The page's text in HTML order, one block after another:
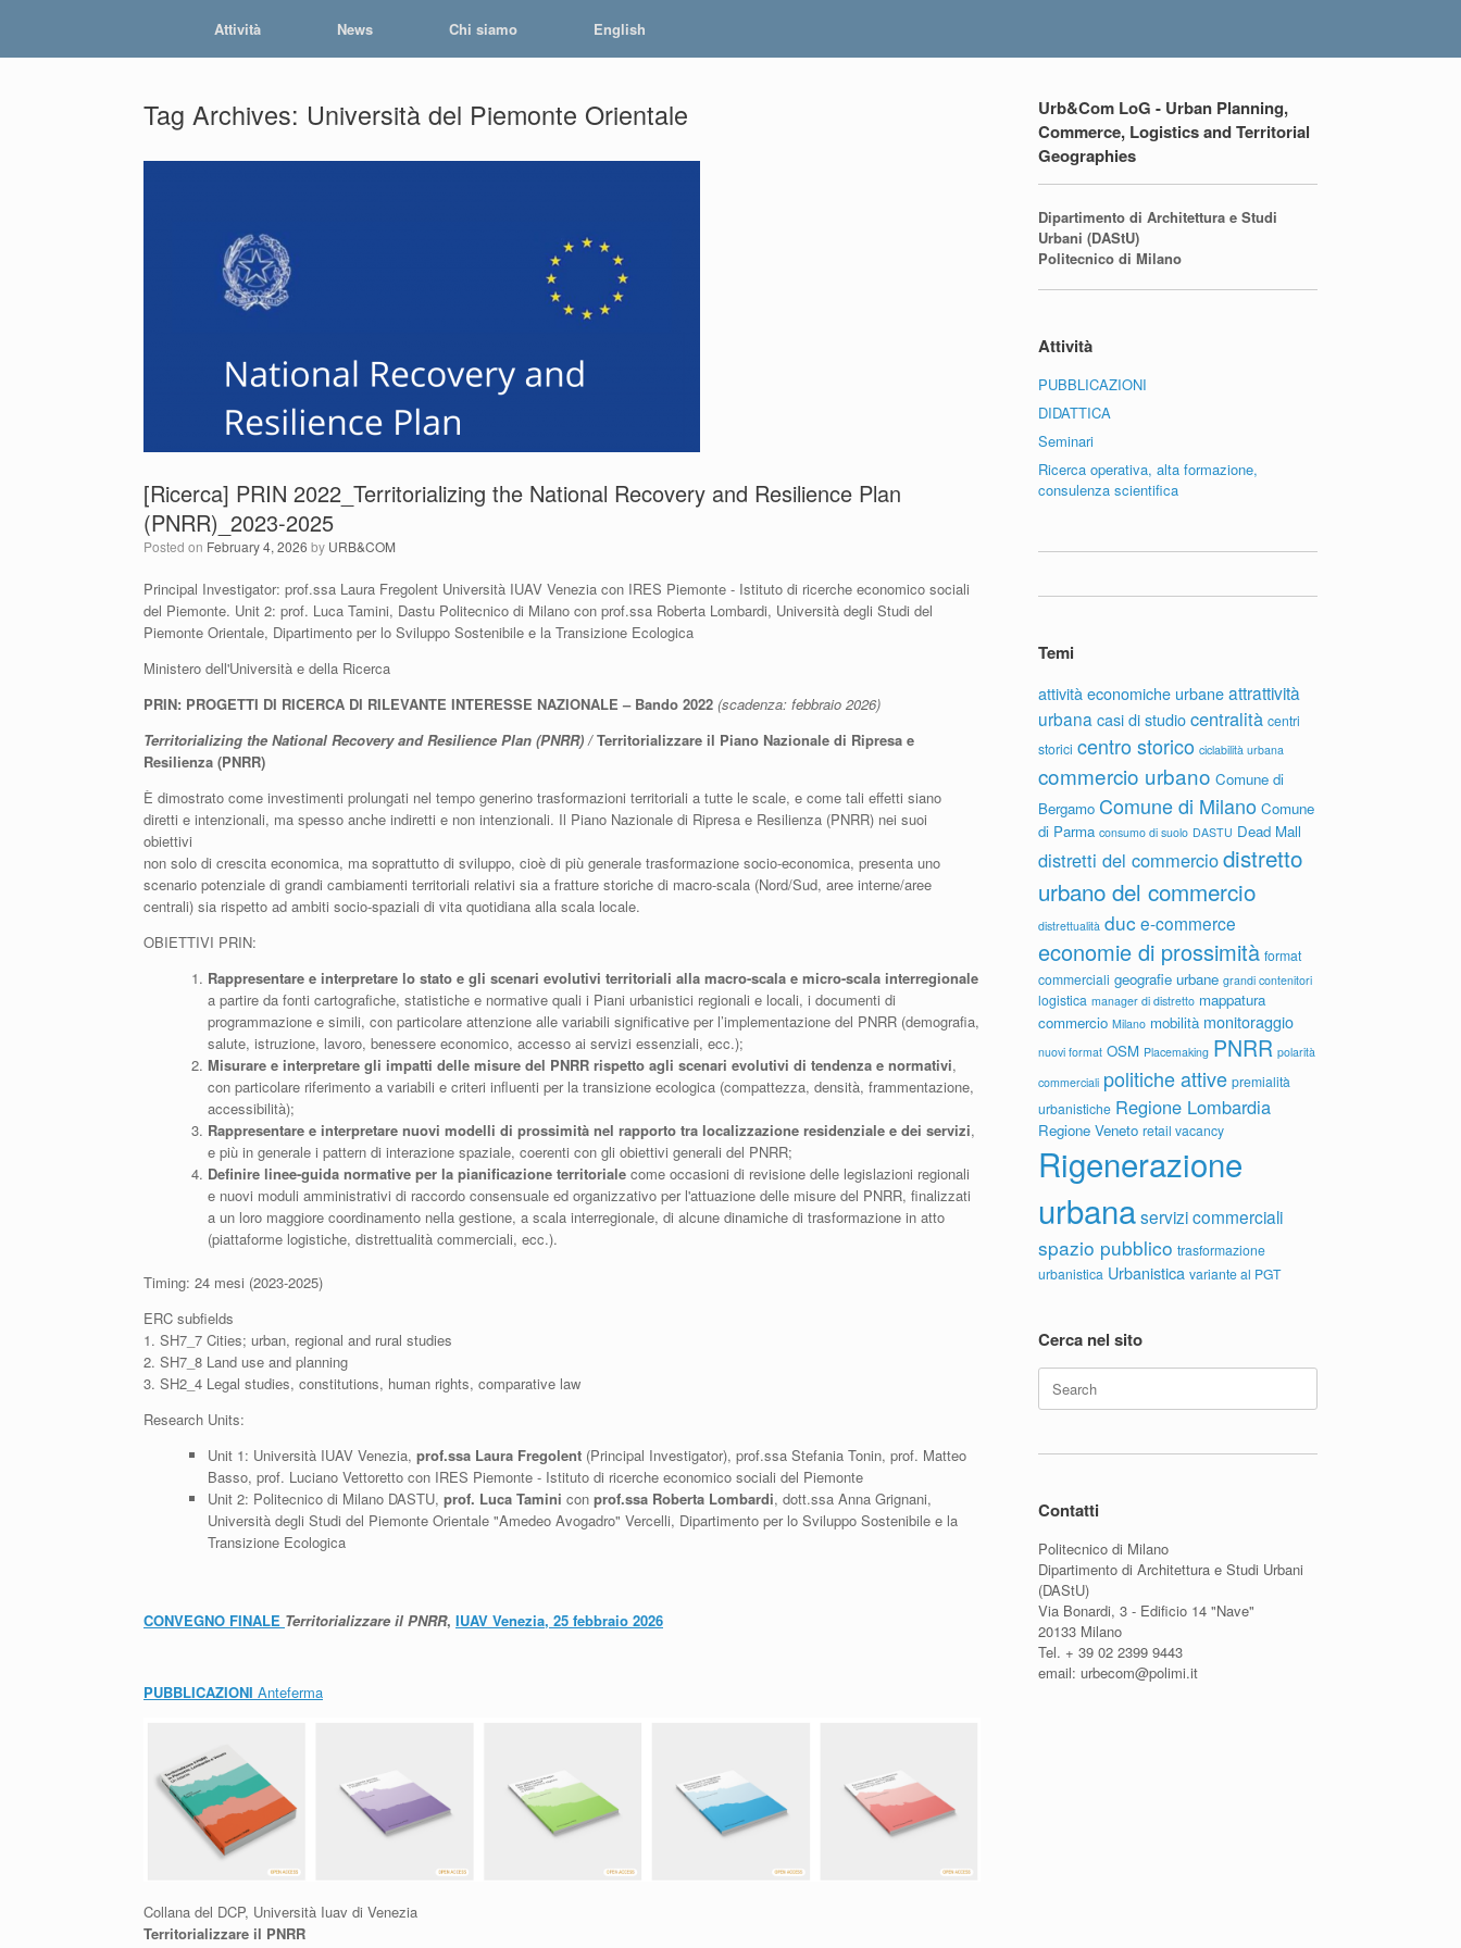
Attività News Chi siamo English
Tag Archives: Università del Piemonte Orientale
[Ricerca] PRIN 2022_Territorializing the National Recovery and Resilience Plan
(PNRR)_2023-2025
Posted on February 4, 2026 by URB&COM
Principal Investigator: prof.ssa Laura Fregolent Università IUAV Venezia con IRES Piemonte - Istituto di ricerche economico sociali
del Piemonte. Unit 2: prof. Luca Tamini, Dastu Politecnico di Milano con prof.ssa Roberta Lombardi, Università degli Studi del
Piemonte Orientale, Dipartimento per lo Sviluppo Sostenibile e la Transizione Ecologica
Ministero dell'Università e della Ricerca
PRIN: PROGETTI DI RICERCA DI RILEVANTE INTERESSE NAZIONALE – Bando 2022 (scadenza: febbraio 2026)
Territorializing the National Recovery and Resilience Plan (PNRR) /Territorializzare il Piano Nazionale di Ripresa e
Resilienza (PNRR)
È dimostrato come investimenti prolungati nel tempo generino trasformazioni territoriali a tutte le scale, e come tali effetti siano
diretti e intenzionali, ma spesso anche indiretti e non intenzionali. Il Piano Nazionale di Ripresa e Resilienza (PNRR) nei suoi
obiettivi
non solo di crescita economica, ma soprattutto di sviluppo, cioè di più generale trasformazione socio-economica, presenta uno
scenario potenziale di grandi cambiamenti territoriali relativi sia a fratture storiche di macro-scala (Nord/Sud, aree interne/aree
centrali) sia rispetto ad ambiti socio-spaziali di vita quotidiana alla scala locale.
OBIETTIVI PRIN:
Rappresentare e interpretare lo stato e gli scenari evolutivi territoriali alla macro-scala e micro-scala interregionale
a partire da fonti cartografiche, statistiche e normative quali i Piani urbanistici regionali e locali, i documenti di
programmazione e simili, con particolare attenzione alle variabili significative per l’implementazione del PNRR (demografia,
salute, istruzione, lavoro, benessere economico, accesso ai servizi essenziali, ecc.);
Misurare e interpretare gli impatti delle misure del PNRR rispetto agli scenari evolutivi di tendenza e normativi,
con particolare riferimento a variabili e criteri influenti per la transizione ecologica (compattezza, densità, frammentazione,
accessibilità);
Rappresentare e interpretare nuovi modelli di prossimità nel rapporto tra localizzazione residenziale e dei servizi,
e più in generale i pattern di interazione spaziale, coerenti con gli obiettivi generali del PNRR;
Definire linee-guida normative per la pianificazione territorialecome occasioni di revisione delle legislazioni regionali
e nuovi moduli amministrativi di raccordo consensuale ed organizzativo per l'attuazione delle misure del PNRR, finalizzati
a un loro maggiore coordinamento nella gestione, a scala interregionale, di alcune dinamiche di trasformazione in atto
(piattaforme logistiche, distrettualità commerciali, ecc.).
Timing: 24 mesi (2023-2025)
ERC subfields
1. SH7_7 Cities; urban, regional and rural studies
2. SH7_8 Land use and planning
3. SH2_4 Legal studies, constitutions, human rights, comparative law
Research Units:
Unit 1: Università IUAV Venezia, prof.ssa Laura Fregolent(Principal Investigator), prof.ssa Stefania Tonin, prof. Matteo
Basso, prof. Luciano Vettoretto con IRES Piemonte - Istituto di ricerche economico sociali del Piemonte
Unit 2: Politecnico di Milano DASTU, prof. Luca Tamini con prof.ssa Roberta Lombardi, dott.ssa Anna Grignani,
Università degli Studi del Piemonte Orientale "Amedeo Avogadro" Vercelli, Dipartimento per lo Sviluppo Sostenibile e la
Transizione Ecologica
CONVEGNO FINALE Territorializzare il PNRR, IUAV Venezia, 25 febbraio 2026
PUBBLICAZIONI Anteferma
Collana del DCP, Università Iuav di Venezia
Territorializzare il PNRR
Urb&Com LoG - Urban Planning,
Commerce, Logistics and Territorial
Geographies
Dipartimento di Architettura e Studi
Urbani (DAStU)
Politecnico di Milano
Attività
PUBBLICAZIONI
DIDATTICA
Seminari
Ricerca operativa, alta formazione,
consulenza scientifica
Temi
attività economiche urbane attrattività
urbana casi di studio centralità centri
storici centro storico ciclabilità urbana
commercio urbano Comune di
Bergamo Comune di Milano Comune
di Parma consumo di suolo DASTU Dead Mall
distretti del commerciodistretto
urbano del commercio
distrettualità duc e-commerce
economie di prossimità format
commerciali geografie urbane grandi contenitori
logistica manager di distretto mappatura
commercio Milano mobilità monitoraggio
nuovi format OSM Placemaking PNRR polarità
commerciali politiche attive premialità
urbanistiche Regione Lombardia
Regione Veneto retail vacancy
Rigenerazione
urbanaservizi commerciali
spazio pubblico trasformazione
urbanistica Urbanistica variante al PGT
Cerca nel sito
Search
for:
Contatti
Politecnico di Milano
Dipartimento di Architettura e Studi Urbani
(DAStU)
Via Bonardi, 3 - Edificio 14 "Nave"
20133 Milano
Tel. + 39 02 2399 9443
email: urbecom@polimi.it